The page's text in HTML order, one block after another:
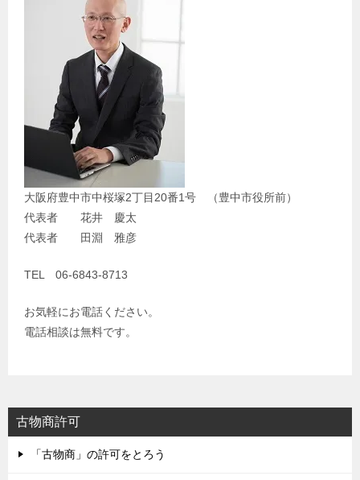
大阪府豊中市中桜塚2丁目20番1号 （豊中市役所前）
代表者 花井 慶太
代表者 田淵 雅彦
TEL 06-6843-8713
お気軽にお電話ください。
電話相談は無料です。
古物商許可
「古物商」の許可をとろう